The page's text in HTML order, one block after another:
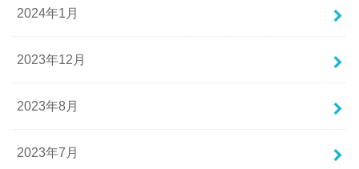
2024年1月
2023年12月
2023年8月
2023年7月